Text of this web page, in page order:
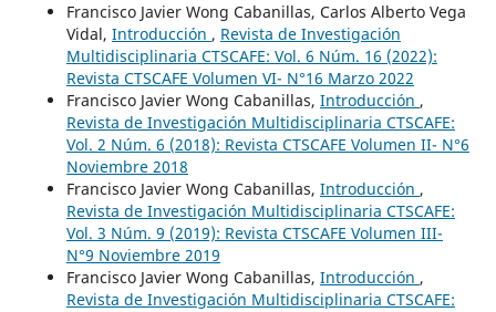
Francisco Javier Wong Cabanillas, Carlos Alberto Vega
Vidal, Introducción , Revista de Investigación
Multidisciplinaria CTSCAFE: Vol. 6 Núm. 16 (2022):
Revista CTSCAFE Volumen VI- N°16 Marzo 2022
Francisco Javier Wong Cabanillas, Introducción ,
Revista de Investigación Multidisciplinaria CTSCAFE:
Vol. 2 Núm. 6 (2018): Revista CTSCAFE Volumen II- N°6
Noviembre 2018
Francisco Javier Wong Cabanillas, Introducción ,
Revista de Investigación Multidisciplinaria CTSCAFE:
Vol. 3 Núm. 9 (2019): Revista CTSCAFE Volumen III-
N°9 Noviembre 2019
Francisco Javier Wong Cabanillas, Introducción ,
Revista de Investigación Multidisciplinaria CTSCAFE: